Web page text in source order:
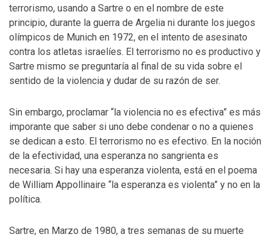
terrorismo, usando a Sartre o en el nombre de este
principio, durante la guerra de Argelia ni durante los juegos
olímpicos de Munich en 1972, en el intento de asesinato
contra los atletas israelíes. El terrorismo no es productivo y
Sartre mismo se preguntaría al final de su vida sobre el
sentido de la violencia y dudar de su razón de ser.
Sin embargo, proclamar “la violencia no es efectiva” es más
imporante que saber si uno debe condenar o no a quienes
se dedican a esto. El terrorismo no es efectivo. En la noción
de la efectividad, una esperanza no sangrienta es
necesaria. Si hay una esperanza violenta, está en el poema
de William Appollinaire “la esperanza es violenta” y no en la
política.
Sartre, en Marzo de 1980, a tres semanas de su muerte